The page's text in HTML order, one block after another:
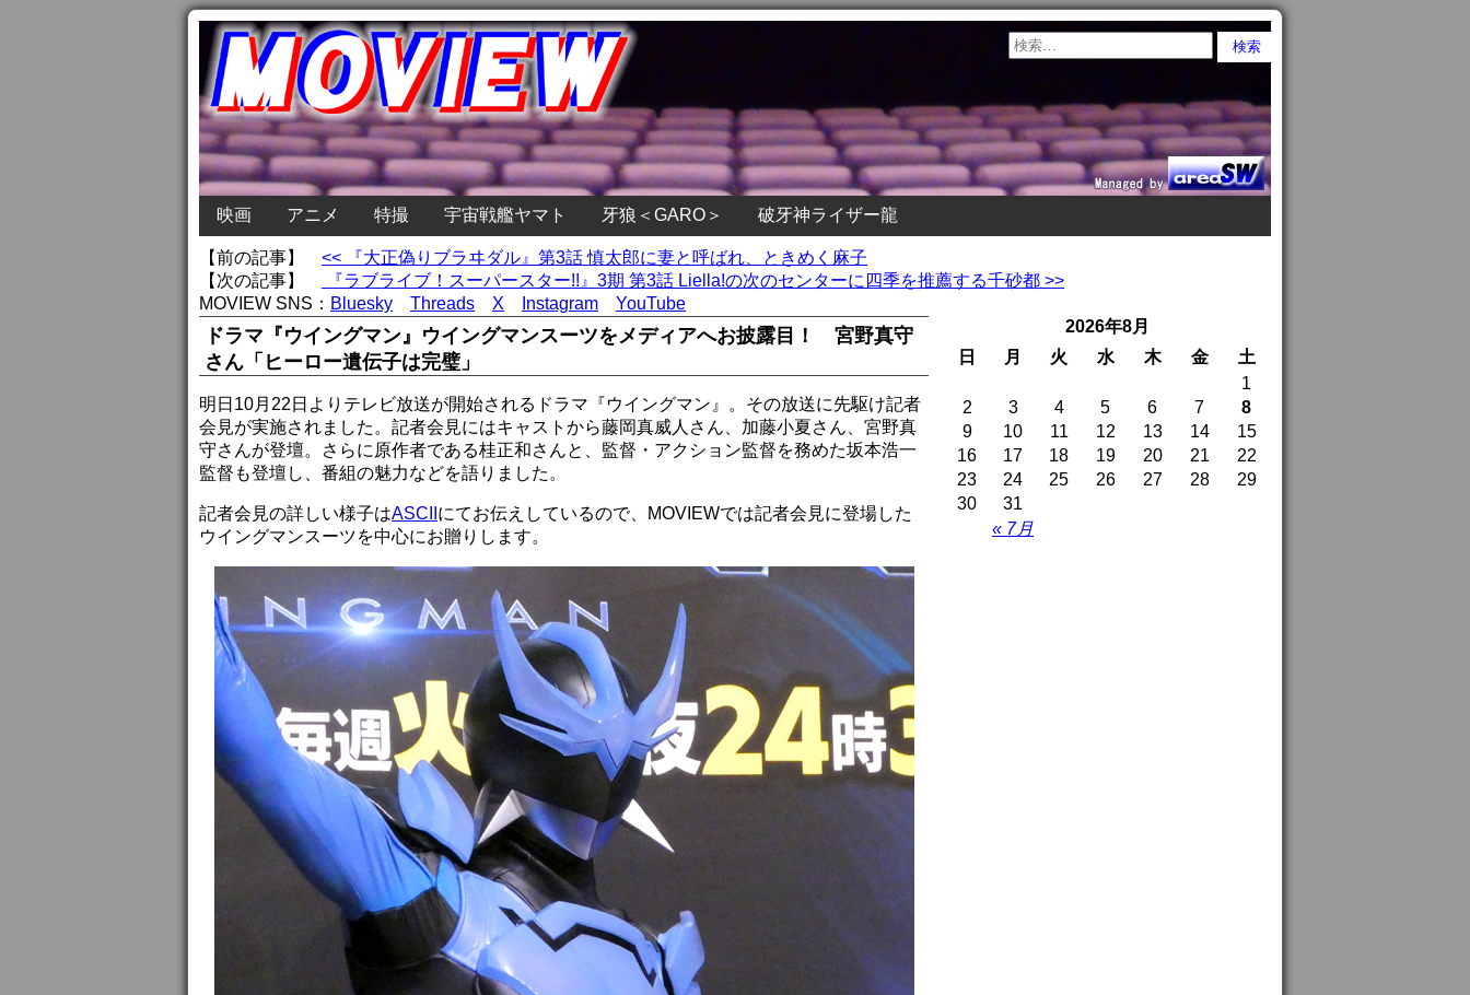
映画 アニメ 特撮 宇宙戦艦ヤマト 牙狼＜GARO＞ 破牙神ライザー龍
【前の記事】 << 『大正偽りブラヰダル』第3話 慎太郎に妻と呼ばれ、ときめく麻子
【次の記事】
『ラブライブ！スーパースター!!』3期 第3話 Liella!の次のセンターに四季を推薦する千砂都 >>
MOVIEW SNS： Bluesky Threads X Instagram YouTube
ドラマ『ウイングマン』ウイングマンスーツをメディアへお披露目！ 宮野真守
さん「ヒーロー遺伝子は完璧」
明日10月22日よりテレビ放送が開始されるドラマ『ウイングマン』。その放送に先駆け記者
会見が実施されました。記者会見にはキャストから藤岡真威人さん、加藤小夏さん、宮野真
守さんが登壇。さらに原作者である桂正和さんと、監督・アクション監督を務めた坂本浩一
監督も登壇し、番組の魅力などを語りました。
記者会見の詳しい様子はASCII にてお伝えしているので、MOVIEWでは記者会見に登場した
ウイングマンスーツを中心にお贈りします。
2026年8月
日
月 火 水 木 金 土
« 7月
1
2
3 4 5 6 7
8
9
10 11 12 13 14
15
16
17 18 19 20 21
22
23
24 25 26 27 28
29
30
31